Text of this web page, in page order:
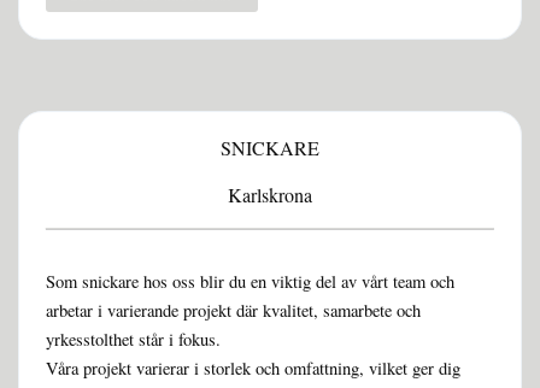
SNICKARE
Karlskrona
Som snickare hos oss blir du en viktig del av vårt team och
arbetar i varierande projekt där kvalitet, samarbete och
yrkesstolthet står i fokus.
Våra projekt varierar i storlek och omfattning, vilket ger dig